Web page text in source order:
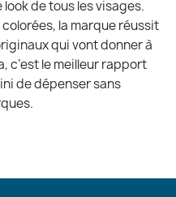
look de tous les visages.
la marque réussit
qui vont donner à
c’est le meilleur rapport
de dépenser sans